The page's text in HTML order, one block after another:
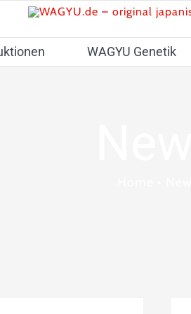
WAGYU Genetik